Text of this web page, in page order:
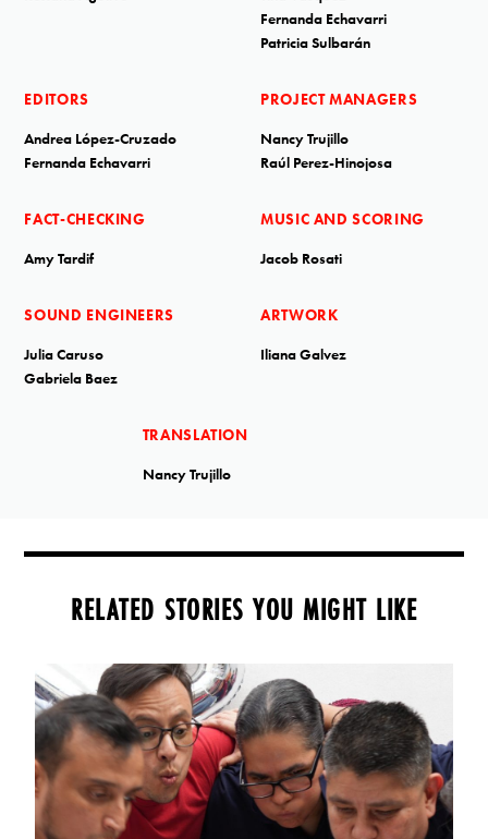
Fernanda Echavarri
Patricia Sulbarán
EDITORS
Andrea López-Cruzado
Fernanda Echavarri
PROJECT MANAGERS
Nancy Trujillo
Raúl Perez-Hinojosa
FACT-CHECKING
Amy Tardif
MUSIC AND SCORING
Jacob Rosati
SOUND ENGINEERS
Julia Caruso
Gabriela Baez
ARTWORK
Iliana Galvez
TRANSLATION
Nancy Trujillo
RELATED STORIES YOU MIGHT LIKE